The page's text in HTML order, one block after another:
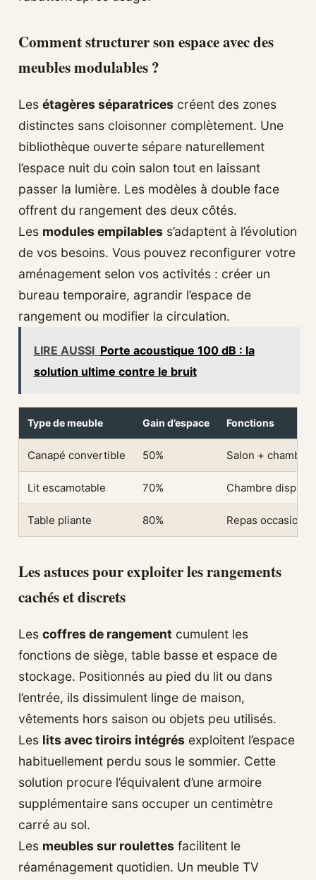
Comment structurer son espace avec des
meubles modulables ?
Les étagères séparatrices créent des zones
distinctes sans cloisonner complètement. Une
bibliothèque ouverte sépare naturellement
l’espace nuit du coin salon tout en laissant
passer la lumière. Les modèles à double face
offrent du rangement des deux côtés.
Les modules empilables s’adaptent à l’évolution
de vos besoins. Vous pouvez reconfigurer votre
aménagement selon vos activités : créer un
bureau temporaire, agrandir l’espace de
rangement ou modifier la circulation.
LIRE AUSSI Porte acoustique 100 dB : la
solution ultime contre le bruit
Type de meuble Gain d’espace Fonctions
Canapé convertible 50% Salon + chambre
Lit escamotable 70% Chambre
Table pliante 80% Repas
Les astuces pour exploiter les rangements
cachés et discrets
Les coffres de rangement cumulent les
fonctions de siège, table basse et espace de
stockage. Positionnés au pied du lit ou dans
l’entrée, ils dissimulent linge de maison,
vêtements hors saison ou objets peu utilisés.
Les lits avec tiroirs intégrés exploitent l’espace
habituellement perdu sous le sommier. Cette
solution procure l’équivalent d’une armoire
supplémentaire sans occuper un centimètre
carré au sol.
Les meubles sur roulettes facilitent le
réaménagement quotidien. Un meuble TV